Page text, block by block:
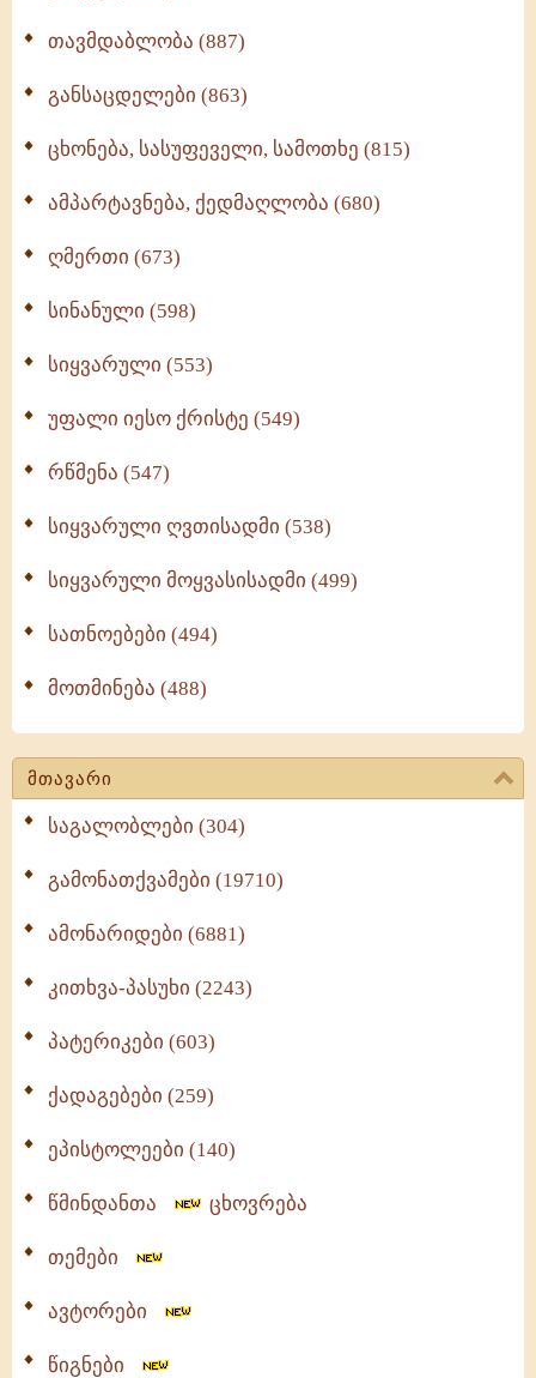
თავმდაბლობა (887)
განსაცდელები (863)
ცხონება, სასუფეველი, სამოთხე (815)
ამპარტავნება, ქედმაღლობა (680)
ღმერთი (673)
სინანული (598)
სიყვარული (553)
უფალი იესო ქრისტე (549)
რწმენა (547)
სიყვარული ღვთისადმი (538)
სიყვარული მოყვასისადმი (499)
სათნოებები (494)
მოთმინება (488)
მთავარი
საგალობლები (304)
გამონათქვამები (19710)
ამონარიდები (6881)
კითხვა-პასუხი (2243)
პატერიკები (603)
ქადაგებები (259)
ეპისტოლეები (140)
წმინდანთა ცხოვრება
თემები
ავტორები
წიგნები